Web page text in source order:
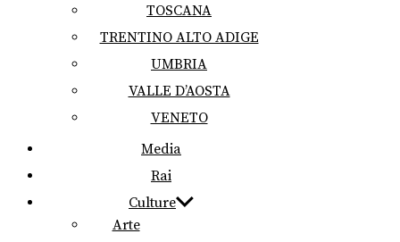
TOSCANA
TRENTINO ALTO ADIGE
UMBRIA
VALLE D’AOSTA
VENETO
Media
Rai
Culture
Arte